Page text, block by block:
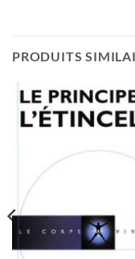
PRODUITS